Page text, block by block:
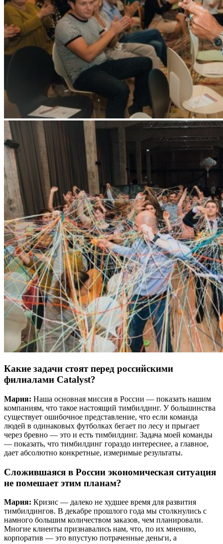
Какие задачи стоят перед российскими
филиалами Catalyst?
Мария: Наша основная миссия в России — показать нашим
компаниям, что такое настоящий тимбилдинг. У большинства
существует ошибочное представление, что если команда
людей в одинаковых футболках бегает по лесу и прыгает
через бревно — это и есть тимбилдинг. Задача моей команды
— показать, что тимбилдинг гораздо интереснее, а главное,
дает абсолютно конкретные, измеримые результаты.
Сложившаяся в России экономическая ситуация
не помешает этим планам?
Мария: Кризис — далеко не худшее время для развития
тимбилдингов. В декабре прошлого года мы столкнулись с
намного большим количеством заказов, чем планировали.
Многие клиенты признавались нам, что, по их мнению,
корпоратив — это впустую потраченные деньги, а